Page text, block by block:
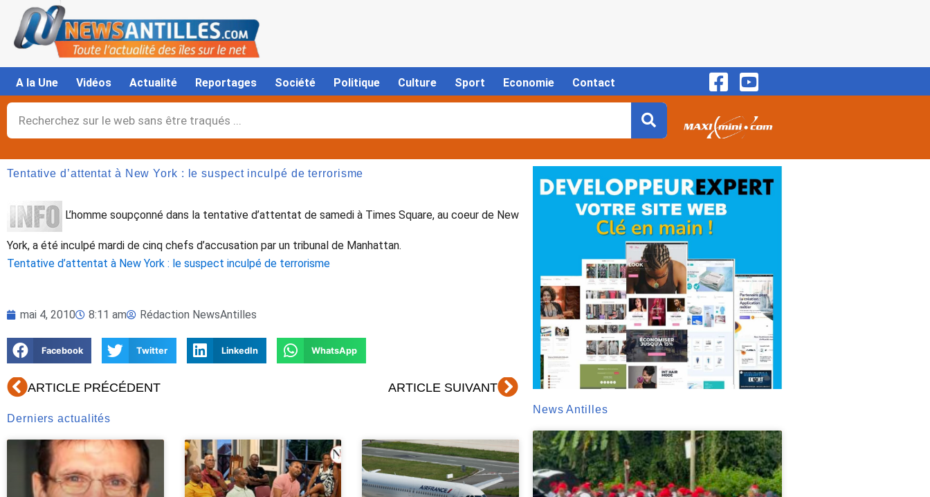
contenu
A la Une Vidéos Actualité Reportages Société Politique Culture Sport Economie Contact
Rechercher
Tentative d’attentat à New York : le suspect inculpé de terrorisme
L’homme soupçonné dans la tentative d’attentat de samedi à Times Square, au coeur de New
York, a été inculpé mardi de cinq chefs d’accusation par un tribunal de Manhattan.
Tentative d’attentat à New York : le suspect inculpé de terrorisme
mai 4, 2010 8:11 am Rédaction NewsAntilles
Facebook Twitter LinkedIn WhatsApp
Précédent
ARTICLE PRÉCÉDENT ARTICLE SUIVANTSuivant
Derniers actualités
News Antilles